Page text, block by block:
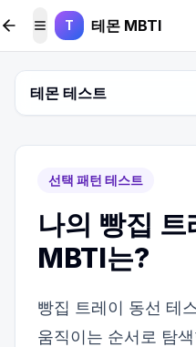
본문 바로가기
메뉴 토글
T 테몬 MBTI
테몬 테스트
선택 패턴 테스트
나의 빵집 트
MBTI는?
빵집 트레이 동선 테
움직이는 순서로 탐